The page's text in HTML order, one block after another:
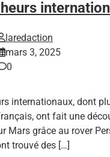
laredaction
mars 3, 2025
0
internationaux, dont
ont fait une
Mars grâce au rover
trouvé des […]